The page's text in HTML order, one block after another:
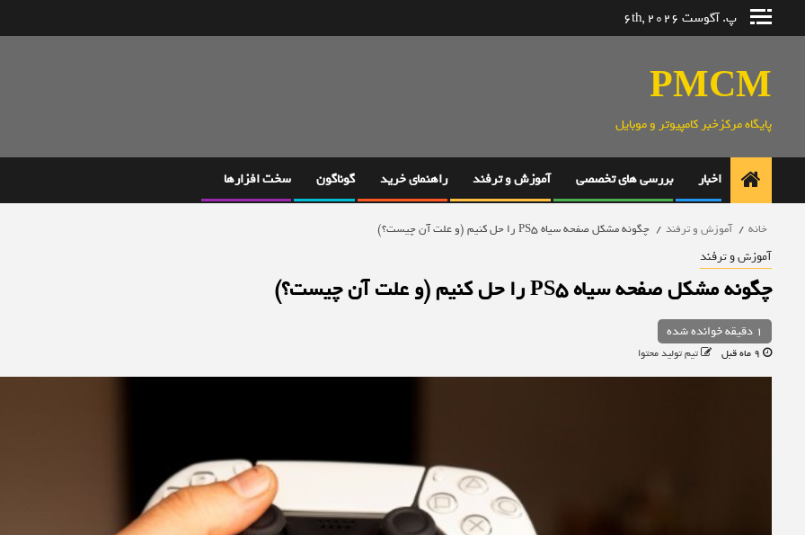
پ. آگوست 6th, 2026
PMCM
پایگاه مرکزخبر کامپیوتر و موبایل
اخبار بررسی های تخصصی آموزش و ترفند راهنمای خرید گوناگون سخت افزارها
خانه آموزش و ترفند چگونه مشکل صفحه سیاه PS5 را حل کنیم (و علت آن چیست؟)
آموزش و ترفند
چگونه مشکل صفحه سیاه PS5 را حل کنیم (و علت آن چیست؟)
1 دقیقه خوانده شده
تیم تولید محتوا